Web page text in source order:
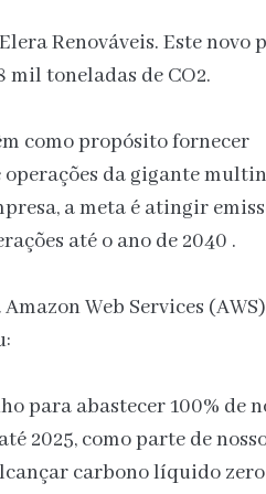
Renováveis. Este novo
mil toneladas de CO2.
como propósito fornecer
da gigante
a meta é atingir
até o ano de 2040 .
Web Services
para abastecer 100% de
2025, como parte de
carbono líquido